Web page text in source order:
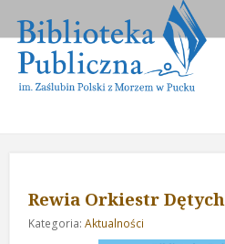
Rewia Orkiestr Dętych
Kategoria: Aktualności